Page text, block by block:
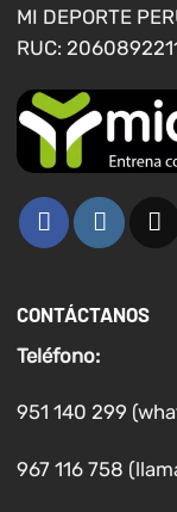
MI DEPORTE
RUC:
CONTÁCTANOS
Teléfono:
951 140 299
967 116 758